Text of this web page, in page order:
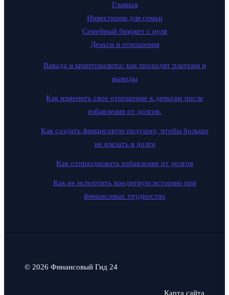
Главная
Инвестиции для семьи
Семейный бюджет с нуля
Деньги и отношения
Вавада и криптовалюта: как проходят платежи и
выводы
Как изменить свое отношение к деньгам после
избавления от долгов.
Как создать финансовую подушку, чтобы больше
не влезать в долги
Как отпраздновать избавление от долгов
Как не испортить кредитную историю при
финансовых трудностях
© 2026 Финансовый Гид 24
Карта сайта